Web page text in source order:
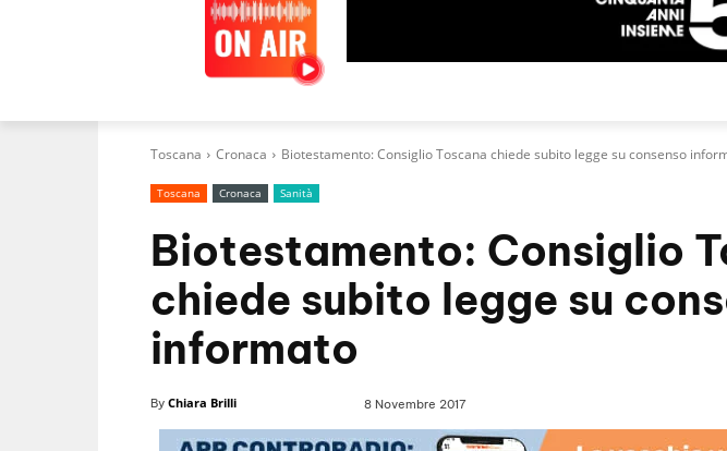
Toscana Cronaca Biotestamento: Consiglio Toscana chiede subito legge su consenso
Toscana Cronaca Sanità
Biotestamento: Consiglio
chiede subito legge su
informato
By Chiara Brilli 8 Novembre 2017